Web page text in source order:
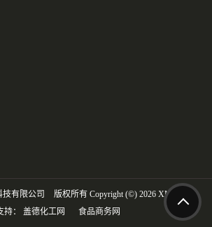
有限公司 版权所有 Copyright (©) 2026 XML
持： 盖德化工网 食品商务网